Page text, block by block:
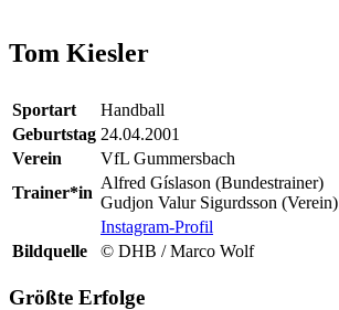
Tom Kiesler
Sportart
Handball
Geburtstag 24.04.2001
Verein
VfL Gummersbach
Trainer*in
Alfred Gíslason (Bundestrainer)
Gudjon Valur Sigurdsson (Verein)
Instagram-Profil
Bildquelle
© DHB / Marco Wolf
Größte Erfolge